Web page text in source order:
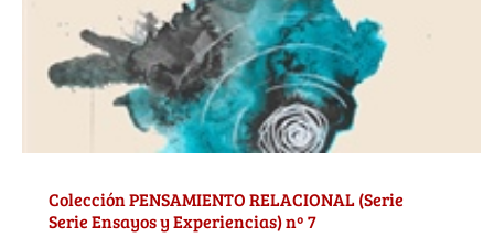
Colección PENSAMIENTO RELACIONAL (Serie
Serie Ensayos y Experiencias) nº 7